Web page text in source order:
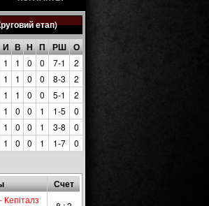
етап)
И В Н П РШ О
1 1 0 0 7-1
2
1 1 0 0 8-3
2
1 1 0 0 5-1
2
1 0 0 1 1-5
0
1 0 0 1 3-8
0
1 0 0 1 1-7 0
Счет